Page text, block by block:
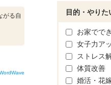
がる自
目的・やりた
お家でで
女子力ア
ストレス
体質改善
婚活・花